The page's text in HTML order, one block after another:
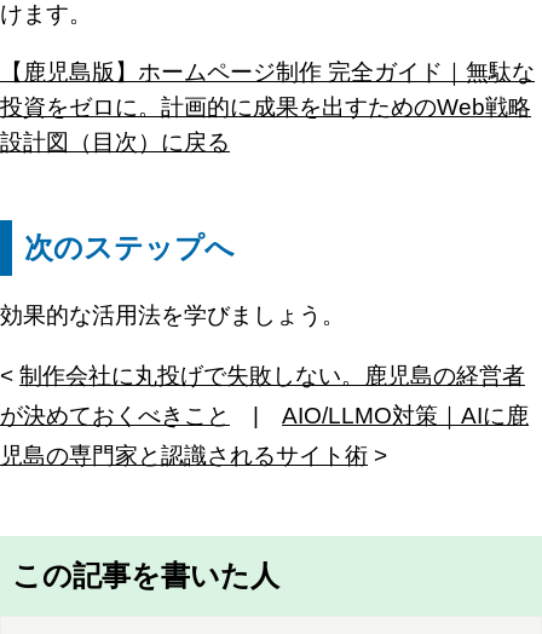
けます。
【鹿児島版】ホームページ制作 完全ガイド｜無駄な
投資をゼロに。計画的に成果を出すためのWeb戦略
設計図（目次）に戻る
次のステップへ
効果的な活用法を学びましょう。
< 制作会社に丸投げで失敗しない。鹿児島の経営者
が決めておくべきこと
AIO/LLMO対策｜AIに鹿
児島の専門家と認識されるサイト術 >
この記事を書いた人